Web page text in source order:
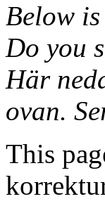
Below
Do you
Här
ovan.
This